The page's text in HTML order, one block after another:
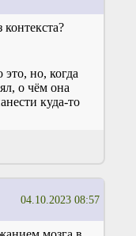
но, когда
о чём она
куда-то
04.10.2023 08:57